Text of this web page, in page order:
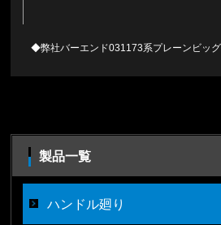
◆弊社バーエンド031173系プレーンビッ
製品一覧
ハンドル廻り